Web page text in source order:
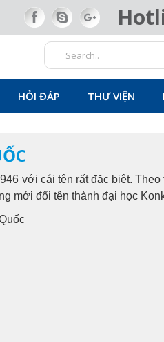
HỎI ĐÁP THƯ VIỆN
với cái tên rất đặc biệt. Theo
mới đổi tên thành đại học